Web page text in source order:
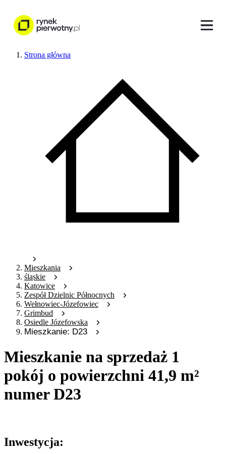
Strona główna
Mieszkania
śląskie
Katowice
Zespół Dzielnic Północnych
Wełnowiec-Józefowiec
Grimbud
Osiedle Józefowska
Mieszkanie: D23
Mieszkanie na sprzedaż 1
pokój o powierzchni 41,9 m²
numer D23
Inwestycja: